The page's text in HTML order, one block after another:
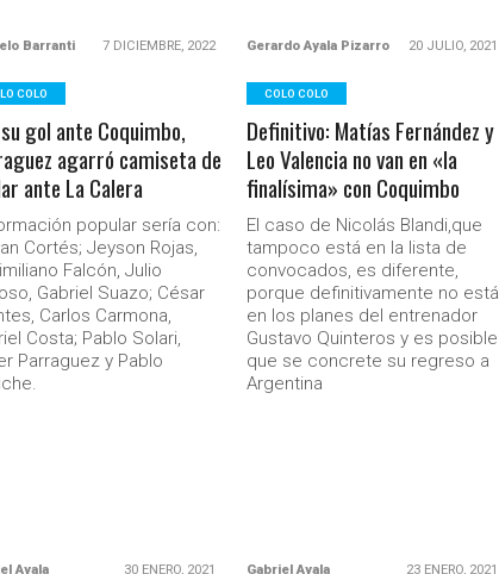
Barranti 7 DICIEMBRE, 2022 Gerardo Ayala Pizarro 20 JULIO, 2021
COLO
gol ante Coquimbo,
agarró camiseta de
ante La Calera
popular sería con:
Cortés; Jeyson Rojas,
Falcón, Julio
Gabriel Suazo; César
Carlos Carmona,
Costa; Pablo Solari,
Parraguez y Pablo
Ayala 30 ENERO, 2021
COLO COLO
Definitivo: Matías Fernández y
Leo Valencia no van en «la
finalísima» con Coquimbo
El caso de Nicolás Blandi,que
tampoco está en la lista de
convocados, es diferente,
porque definitivamente no está
en los planes del entrenador
Gustavo Quinteros y es posible
que se concrete su regreso a
Argentina
Gabriel Ayala 23 ENERO, 2021